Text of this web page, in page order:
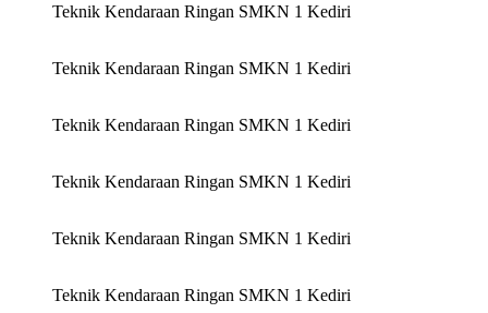
Teknik Kendaraan Ringan SMKN 1 Kediri
Teknik Kendaraan Ringan SMKN 1 Kediri
Teknik Kendaraan Ringan SMKN 1 Kediri
Teknik Kendaraan Ringan SMKN 1 Kediri
Teknik Kendaraan Ringan SMKN 1 Kediri
Teknik Kendaraan Ringan SMKN 1 Kediri